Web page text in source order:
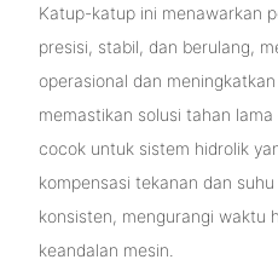
Katup-katup ini menawarkan
presisi, stabil, dan berulang,
operasional dan
memastikan solusi tahan
cocok untuk sistem hidrolik
kompensasi tekanan dan
konsisten, mengurangi waktu
keandalan mesin.